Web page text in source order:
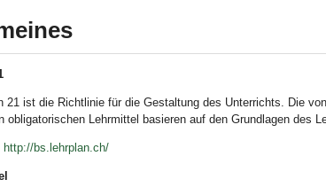
21 ist die Richtlinie für die Gestaltung des Unterrichts. Die
obliga­torischen Lehrmittel basieren auf den Grundlagen des
http://bs.lehrplan.ch/